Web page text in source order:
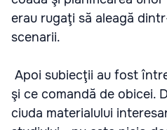
erau rugaţi să aleagă
scenarii.
Apoi subiecţii au fost
şi ce comandă de obicei.
ciuda materialului